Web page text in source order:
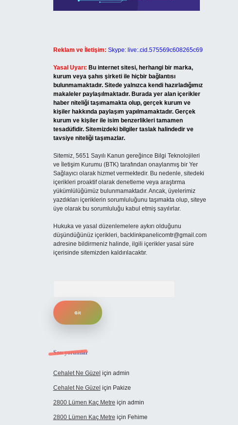
Reklam ve İletişim: Skype: live:.cid.575569c608265c69
Yasal Uyarı: Bu internet sitesi, herhangi bir marka,
kurum veya şahıs şirketi ile hiçbir bağlantısı
bulunmamaktadır. Sitede yalnızca kendi hazırladığımız
makaleler paylaşılmaktadır. Burada yer alan içerikler
haber niteliği taşımamakta olup, gerçek kurum ve
kişiler hakkında paylaşım yapılmamaktadır. Gerçek
kurum ve kişiler ile isim benzerlikleri tamamen
tesadüfidir. Sitemizdeki bilgiler taslak halindedir ve
tavsiye niteliği taşımazlar.
Sitemiz, 5651 Sayılı Kanun gereğince Bilgi Teknolojileri
ve İletişim Kurumu (BTK) tarafından onaylanmış bir Yer
Sağlayıcı olarak hizmet vermektedir. Bu nedenle, sitedeki
içerikleri proaktif olarak denetleme veya araştırma
yükümlülüğümüz bulunmamaktadır. Ancak, üyelerimiz
yazdıkları içeriklerin sorumluluğunu taşımakta olup, siteye
üye olarak bu sorumluluğu kabul etmiş sayılırlar.
Hukuka ve yasal düzenlemelere aykırı olduğunu
düşündüğünüz içerikleri, backlinkpanelicomtr@gmail.com
adresine bildirmeniz halinde, ilgili içerikler yasal süre
içerisinde sitemizden kaldırılacaktır.
Son yorumlar
Cehalet Ne Güzel için admin
Cehalet Ne Güzel için Pakize
2800 Lümen Kaç Metre için admin
2800 Lümen Kaç Metre için Fehime